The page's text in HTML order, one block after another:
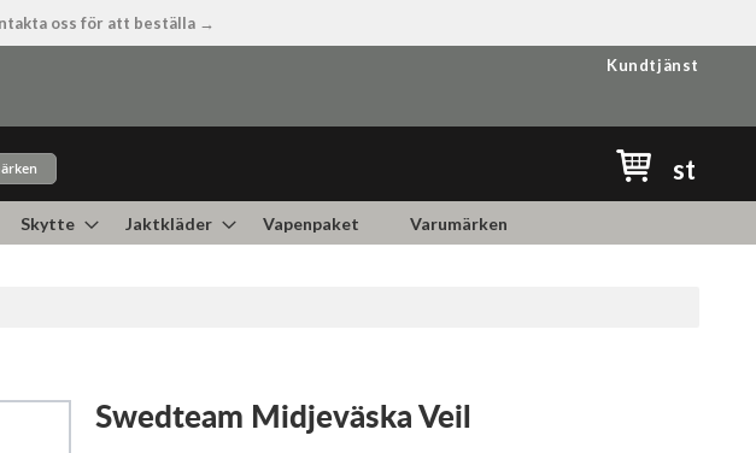
oss för att beställa →
Kundtjänst
st
Skytte Jaktkläder Vapenpaket Varumärken
Swedteam Midjeväska Veil